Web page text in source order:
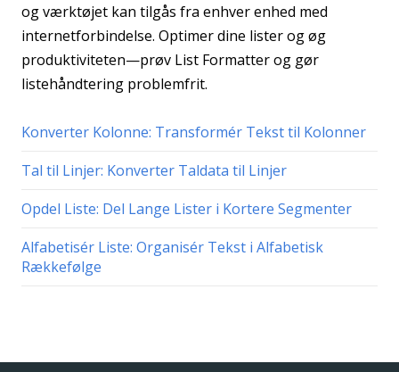
og værktøjet kan tilgås fra enhver enhed med
internetforbindelse. Optimer dine lister og øg
produktiviteten—prøv List Formatter og gør
listehåndtering problemfrit.
Konverter Kolonne: Transformér Tekst til Kolonner
Tal til Linjer: Konverter Taldata til Linjer
Opdel Liste: Del Lange Lister i Kortere Segmenter
Alfabetisér Liste: Organisér Tekst i Alfabetisk
Rækkefølge